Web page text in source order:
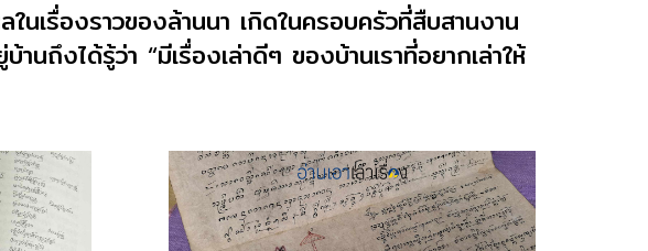
นเรื่องราวของล้านนา เกิดในครอบครัวที่สืบสานงาน
ถึงได้รู้ว่า “มีเรื่องเล่าดีๆ ของบ้านเราที่อยากเล่าให้